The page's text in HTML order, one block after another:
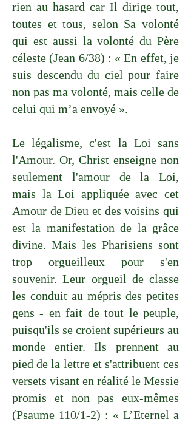
rien au hasard car Il dirige tout,
toutes et tous, selon Sa volonté
qui est aussi la volonté du Père
céleste (Jean 6/38) : « En effet, je
suis descendu du ciel pour faire
non pas ma volonté, mais celle de
celui qui m’a envoyé ».
Le légalisme, c'est la Loi sans
l'Amour. Or, Christ enseigne non
seulement l'amour de la Loi,
mais la Loi appliquée avec cet
Amour de Dieu et des voisins qui
est la manifestation de la grâce
divine. Mais les Pharisiens sont
trop orgueilleux pour s'en
souvenir. Leur orgueil de classe
les conduit au mépris des petites
gens - en fait de tout le peuple,
puisqu'ils se croient supérieurs au
monde entier. Ils prennent au
pied de la lettre et s'attribuent ces
versets visant en réalité le Messie
promis et non pas eux-mêmes
(Psaume 110/1-2) : « L’Eternel a